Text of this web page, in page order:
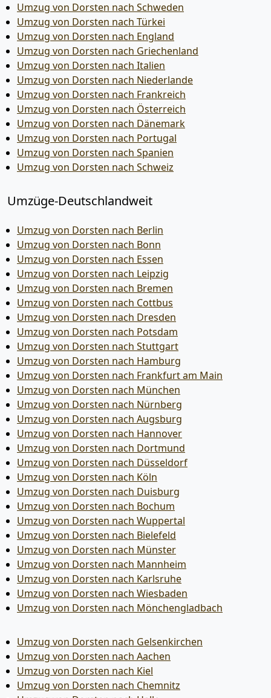
Umzug von Dorsten nach Schweden
Umzug von Dorsten nach Türkei
Umzug von Dorsten nach England
Umzug von Dorsten nach Griechenland
Umzug von Dorsten nach Italien
Umzug von Dorsten nach Niederlande
Umzug von Dorsten nach Frankreich
Umzug von Dorsten nach Österreich
Umzug von Dorsten nach Dänemark
Umzug von Dorsten nach Portugal
Umzug von Dorsten nach Spanien
Umzug von Dorsten nach Schweiz
Umzüge-Deutschlandweit
Umzug von Dorsten nach Berlin
Umzug von Dorsten nach Bonn
Umzug von Dorsten nach Essen
Umzug von Dorsten nach Leipzig
Umzug von Dorsten nach Bremen
Umzug von Dorsten nach Cottbus
Umzug von Dorsten nach Dresden
Umzug von Dorsten nach Potsdam
Umzug von Dorsten nach Stuttgart
Umzug von Dorsten nach Hamburg
Umzug von Dorsten nach Frankfurt am Main
Umzug von Dorsten nach München
Umzug von Dorsten nach Nürnberg
Umzug von Dorsten nach Augsburg
Umzug von Dorsten nach Hannover
Umzug von Dorsten nach Dortmund
Umzug von Dorsten nach Düsseldorf
Umzug von Dorsten nach Köln
Umzug von Dorsten nach Duisburg
Umzug von Dorsten nach Bochum
Umzug von Dorsten nach Wuppertal
Umzug von Dorsten nach Bielefeld
Umzug von Dorsten nach Münster
Umzug von Dorsten nach Mannheim
Umzug von Dorsten nach Karlsruhe
Umzug von Dorsten nach Wiesbaden
Umzug von Dorsten nach Mönchen­gladbach
Umzug von Dorsten nach Gelsenkirchen
Umzug von Dorsten nach Aachen
Umzug von Dorsten nach Kiel
Umzug von Dorsten nach Chemnitz